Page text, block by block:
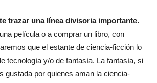
trazar una línea divisoria importante.
película o a comprar un libro, con
que el estante de ciencia-ficción lo
tecnología y/o de fantasía. La fantasía, si
gustada por quienes aman la ciencia-